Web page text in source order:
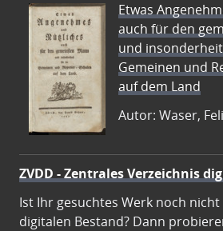
Etwas
auch für den
und
Gemeinen und
auf dem Land
Autor: Waser,
ZVDD - Zentrales Verzeichnis
Ist Ihr gesuchtes Werk noch
digitalen Bestand? Dann